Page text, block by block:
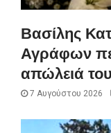
Βασίλης
Αγράφων
απώλειά του
7 Αυγούστου 2026